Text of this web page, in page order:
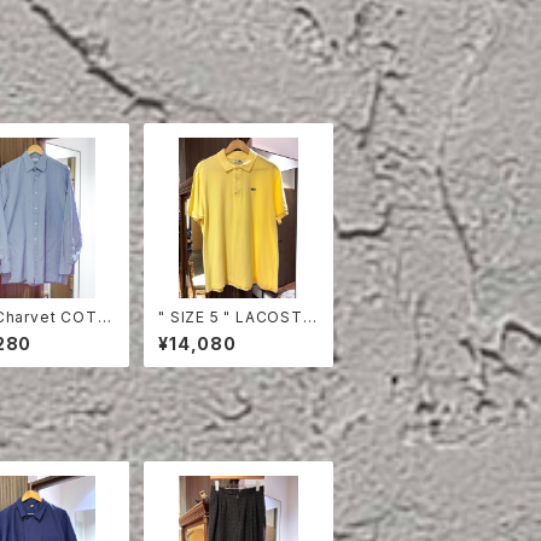
COTT
" SIZE 5 " LACOSTE
POLO SHIRT YELLO
W
¥14,080